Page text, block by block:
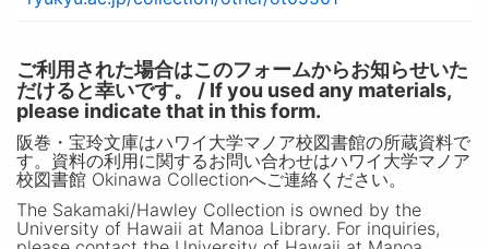
ご利用された場合はこのフォームからお知らせいた
だけると幸いです。 / If you used any materials,
please indicate that in this form.
阪巻・宝玲文庫はハワイ大学マノア校図書館の所蔵資料で
す。資料の利用に関するお問い合わせはハワイ大学マノア
校図書館 Okinawa Collectionへご連絡ください。
The Sakamaki/Hawley Collection is owned by the
University of Hawaii at Manoa Library. For inquiries,